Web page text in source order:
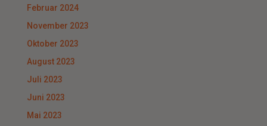
Februar 2024
November 2023
Oktober 2023
August 2023
Juli 2023
Juni 2023
Mai 2023